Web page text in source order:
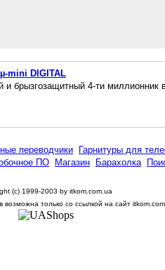
mini DIGITAL
и брызгозащитный 4-ти миллионник
переводчики Гарнитуры для
ПО
Магазин Барахолка
(c) 1999-2003 by itkom.com.ua
возможна только со ссылкой на сайт